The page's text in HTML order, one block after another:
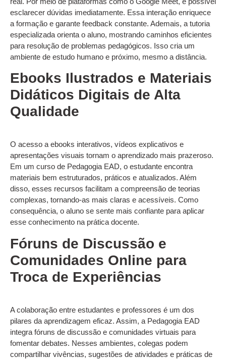
esclarecer dúvidas imediatamente. Essa interação enriquece
a formação e garante feedback constante. Ademais, a tutoria
especializada orienta o aluno, mostrando caminhos eficientes
para resolução de problemas pedagógicos. Isso cria um
ambiente de estudo humano e próximo, mesmo a distância.
Ebooks Ilustrados e Materiais
Didáticos Digitais de Alta
Qualidade
O acesso a ebooks interativos, vídeos explicativos e
apresentações visuais tornam o aprendizado mais prazeroso.
Em um curso de Pedagogia EAD, o estudante encontra
materiais bem estruturados, práticos e atualizados. Além
disso, esses recursos facilitam a compreensão de teorias
complexas, tornando-as mais claras e acessíveis. Como
consequência, o aluno se sente mais confiante para aplicar
esse conhecimento na prática docente.
Fóruns de Discussão e
Comunidades Online para
Troca de Experiências
A colaboração entre estudantes e professores é um dos
pilares da aprendizagem eficaz. Assim, a Pedagogia EAD
integra fóruns de discussão e comunidades virtuais para
fomentar debates. Nesses ambientes, colegas podem
compartilhar vivências, sugestões de atividades e práticas de